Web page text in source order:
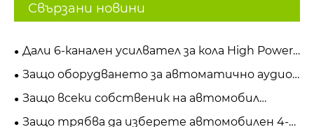
Свързани новини
Дали 6-канален усилвател за кола High Power
Class AB е най-добрият ъпгрейд за
първокласно аудио изживяване в колата
Защо оборудването за автоматично аудио
тестване на акустичния анализатор на
Защо всеки собственик на автомобил
трябва да обмисли инсталирането на
Защо трябва да изберете автомобилен 4-